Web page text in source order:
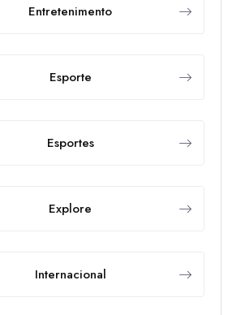
Entretenimento
Esporte
Esportes
Explore
Internacional